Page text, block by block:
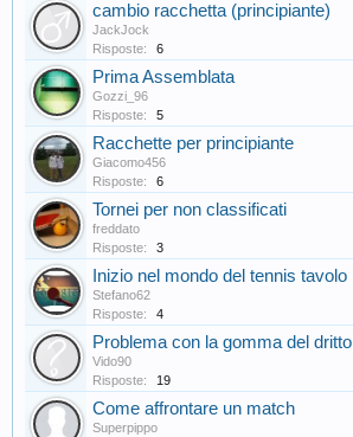
cambio racchetta (principiante)
JackJock
Risposte:
6
Prima Assemblata
Gozzi_96
Risposte:
5
Racchette per principiante
Giacomo456
Risposte:
6
Tornei per non classificati
freddato
Risposte:
3
Inizio nel mondo del tennis tavolo
Stefano62
Risposte:
4
Problema con la gomma del dritto
Vido90
Risposte:
19
Come affrontare un match
Superpippo